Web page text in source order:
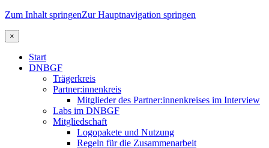
Zum Inhalt springenZur Hauptnavigation springen
×
Start
DNBGF
Trägerkreis
Partner:innenkreis
Mitglieder des Partner:innenkreises im Interview
Labs im DNBGF
Mitgliedschaft
Logopakete und Nutzung
Regeln für die Zusammenarbeit